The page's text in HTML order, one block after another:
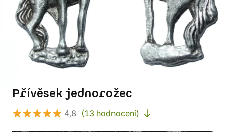
Přívěsek jednorožec
4,8 (13 hodnocení)